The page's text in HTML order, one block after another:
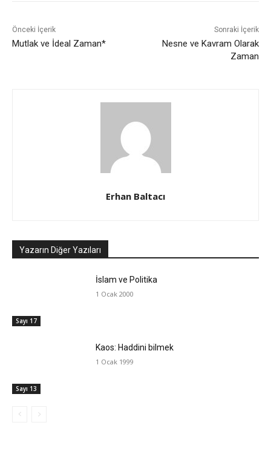
Önceki İçerik
Mutlak ve İdeal Zaman*
Sonraki İçerik
Nesne ve Kavram Olarak
Zaman
Erhan Baltacı
Yazarın Diğer Yazıları
Sayı 17
İslam ve Politika
1 Ocak 2000
Sayı 13
Kaos: Haddini bilmek
1 Ocak 1999